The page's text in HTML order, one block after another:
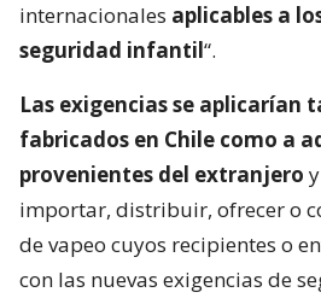
internacionales aplicables a
seguridad infantil“.
Las exigencias se aplicarían
fabricados en Chile como a
provenientes del extranjero
importar, distribuir, ofrecer o
de vapeo cuyos recipientes o
con las nuevas exigencias de